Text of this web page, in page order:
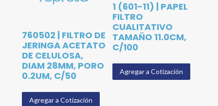
760502 | FILTRO DE
JERINGA ACETATO
DE CELULOSA,
DIAM 28MM, PORO
0.2UM, C/50
Agregar a Cotización
1 (601-11) | PAPEL
FILTRO
CUALITATIVO
TAMAÑO 11.0CM,
C/100
Agregar a Cotización